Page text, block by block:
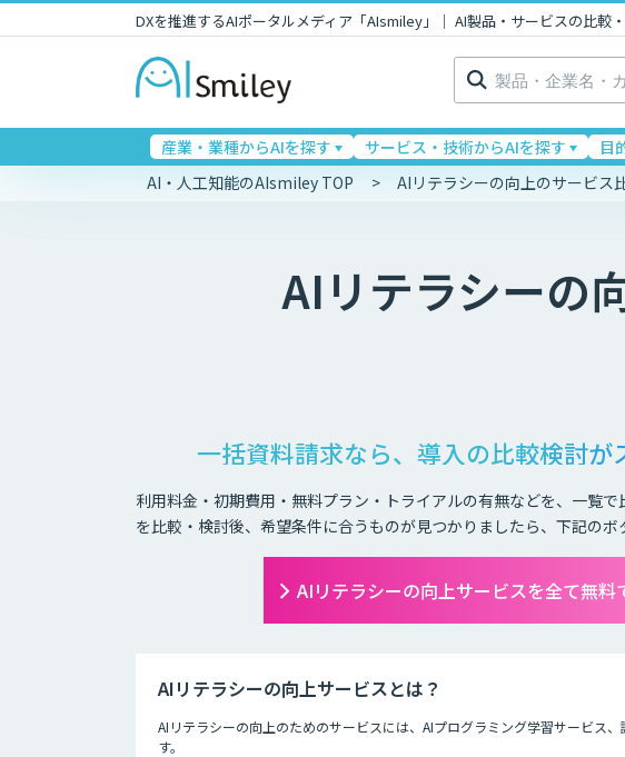
DXを推進するAIポータルメディア「AIsmiley」｜ AI製品・サービスの比較
検
索:
産業・業種からAIを探す サービス・技術からAIを探す 目
AI・人工知能のAIsmiley TOP AIリテラシーの向上のサービス
AIリテラシーの
一括資料請求なら、導入の比較検討が
利用料金・初期費用・無料プラン・トライアルの有無などを、一覧
を比較・検討後、希望条件に合うものが見つかりましたら、下記のボ
AIリテラシーの向上サービスを全て無料
AIリテラシーの向上サービスとは？
AIリテラシーの向上のためのサービスには、AIプログラミング学習サービス
す。